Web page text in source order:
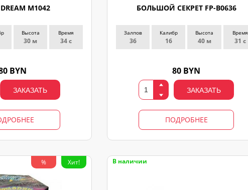
M1042
Высота
30 м
Время
34 с
BYN
ЗАКАЗАТЬ
БОЛЬШОЙ СЕКРЕТ FP-B0636
Залпов
36
Калибр
16
Высота
40 м
Время
31 с
80 BYN
ЗАКАЗАТЬ
ПОДРОБНЕЕ
% Хит! В наличии